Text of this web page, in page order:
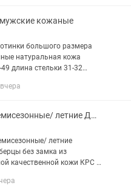
кожаные
большого размера
натуральная кожа
длина стельки 31-32
Берцы демисезонные/ летние ДОФ р42 и 43 без замка натуральная кожа. Ботинки
летние
без замка из
качественной кожи КРС и
на Дагестанской обувной